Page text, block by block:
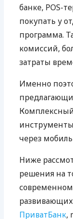
банке, POS-
покупать у
программа.
комиссий,
затраты
Именно
через
Ниже
решения на
развивающих
ПриватБанк,